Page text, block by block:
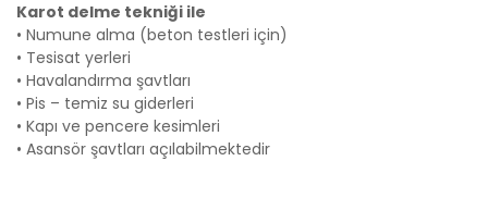
Karot delme tekniği ile
• Numune alma (beton testleri için)
• Tesisat yerleri
• Havalandırma şavtları
• Pis – temiz su giderleri
• Kapı ve pencere kesimleri
• Asansör şavtları açılabilmektedir